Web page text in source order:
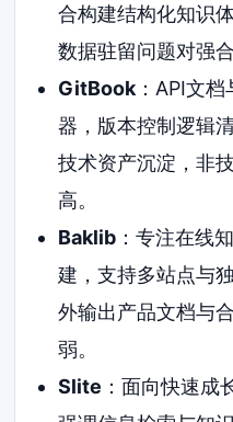
合构建结构化知识
数据驻留问题对强
GitBook：API文档
器，版本控制逻辑
技术资产沉淀，非
高。
Baklib：专注在线
建，支持多站点与
外输出产品文档与
弱。
Slite ：面向快速成